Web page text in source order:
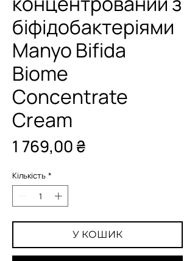
біфідобактеріями
Manyo Bifida
Biome
Concentrate
Cream
1 769,00 ₴
Кількість *
У КОШИК